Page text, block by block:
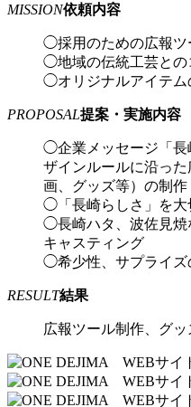
MISSION依頼内容
◯採用のための広報ツ
◯地域の伝統工芸との
◯オリジナルアイテム
PROPOSAL提案・実施内容
◯企業メッセージ「長
ザインルールに沿っ
画、グッズ等）の制作
◯「長崎らしさ」を大
◯長崎ハタ、波佐見焼
キャスティング
◯希少性、サプライズ
RESULT結果
広報ツール制作、グッ